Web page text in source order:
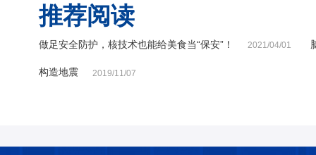
推荐阅读
做足安全防护，核技术也能给美食当“保安”！ 2021/04/01
构造地震 2019/11/07